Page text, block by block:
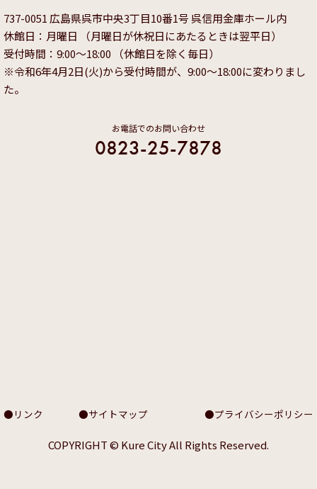
737-0051 広島県呉市中央3丁目10番1号 呉信用金庫ホール内
休館日：月曜日 （月曜日が休祝日にあたるときは翌平日）
受付時間：9:00～18:00 （休館日を除く毎日）
※令和6年4月2日(火)から受付時間が、9:00～18:00に変わりまし
た。
お電話でのお問い合わせ
0823-25-7878
リンク サイトマップ プライバシーポリシー
COPYRIGHT © Kure City All Rights Reserved.